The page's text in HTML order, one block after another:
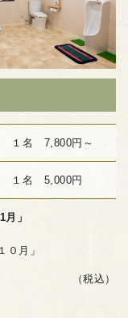
１名 7,800円～
１名 5,000円
」
月」
（税込）